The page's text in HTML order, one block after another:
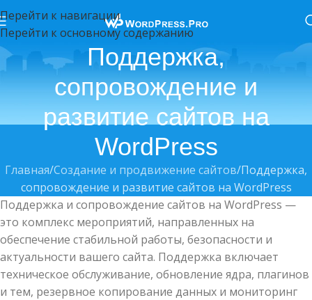
Перейти к навигации
Перейти к основному содержанию
Поддержка,
сопровождение и
развитие сайтов на
WordPress
Главная Создание и продвижение сайтов Поддержка,
сопровождение и развитие сайтов на WordPress
Поддержка и сопровождение сайтов на WordPress —
это комплекс мероприятий, направленных на
обеспечение стабильной работы, безопасности и
актуальности вашего сайта. Поддержка включает
техническое обслуживание, обновление ядра, плагинов
и тем, резервное копирование данных и мониторинг